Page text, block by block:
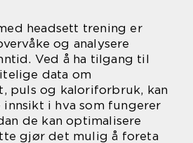
headsett trening er
og analysere
Ved å ha tilgang til
data om
puls og kaloriforbruk, kan
i hva som fungerer
de kan optimalisere
gjør det mulig å foreta